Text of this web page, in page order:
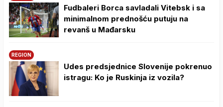
Fudbaleri Borca savladali Vitebsk i sa
minimalnom prednošću putuju na
revanš u Mađarsku
REGION
Udes predsjednice Slovenije pokrenuo
istragu: Ko je Ruskinja iz vozila?